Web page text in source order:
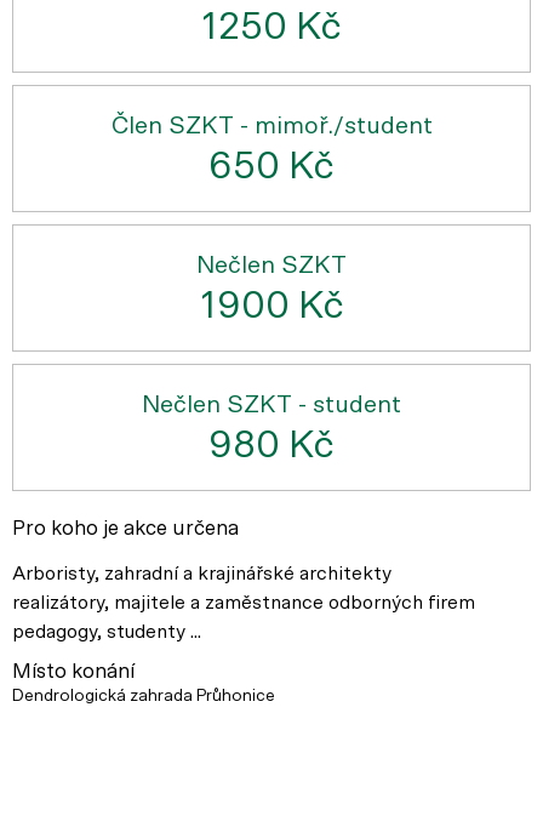
1250 Kč
Člen SZKT - mimoř./student
650 Kč
Nečlen SZKT
1900 Kč
Nečlen SZKT - student
980 Kč
Pro koho je akce určena
Arboristy, zahradní a krajinářské architekty
realizátory, majitele a zaměstnance odborných firem
pedagogy, studenty ...
Místo konání
Dendrologická zahrada Průhonice